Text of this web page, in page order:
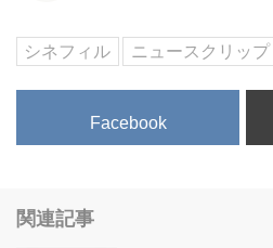
『リッス
ン（原題
Marlon』
ン・ラ
映画『地
シネフィル ニュースクリップ
Facebook
関連記事